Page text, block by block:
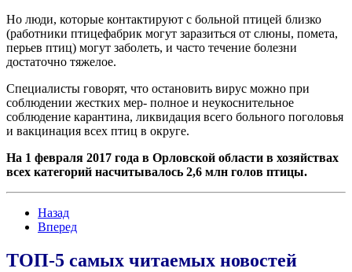
Но люди, которые контактируют с больной птицей близко
(работники птицефабрик могут заразиться от слюны, помета,
перьев птиц) могут заболеть, и часто течение болезни
достаточно тяжелое.
Специалисты говорят, что остановить вирус можно при
соблюдении жестких мер- полное и неукоснительное
соблюдение карантина, ликвидация всего больного поголовья
и вакцинация всех птиц в округе.
На 1 февраля 2017 года в Орловской области в хозяйствах
всех категорий насчитывалось 2,6 млн голов птицы.
Назад
Вперед
ТОП-5 самых читаемых новостей